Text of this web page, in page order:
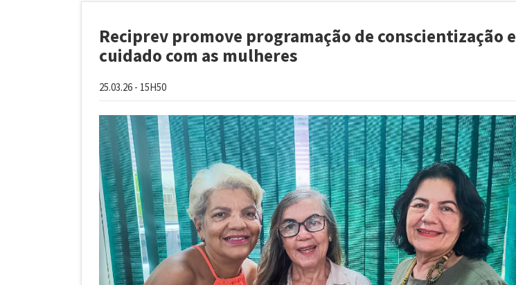
Reciprev promove programação de conscientização e
cuidado com as mulheres
25.03.26 - 15H50